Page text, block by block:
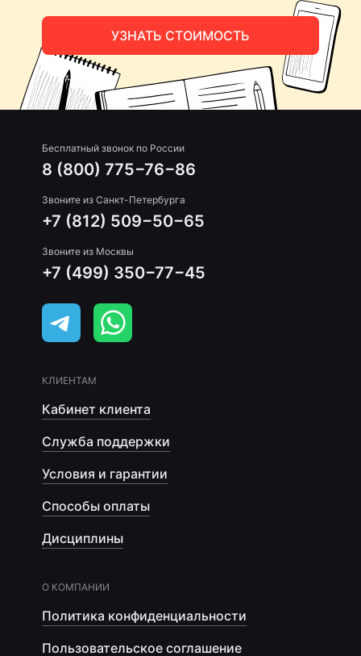
УЗНАТЬ СТОИМОСТЬ
Бесплатный звонок по России
8 (800) 775−76−86
Звоните из Санкт-Петербурга
+7 (812) 509−50−65
Звоните из Москвы
+7 (499) 350−77−45
КЛИЕНТАМ
Кабинет клиента
Служба поддержки
Условия и гарантии
Способы оплаты
Дисциплины
О КОМПАНИИ
Политика конфиденциальности
Пользовательское соглашение